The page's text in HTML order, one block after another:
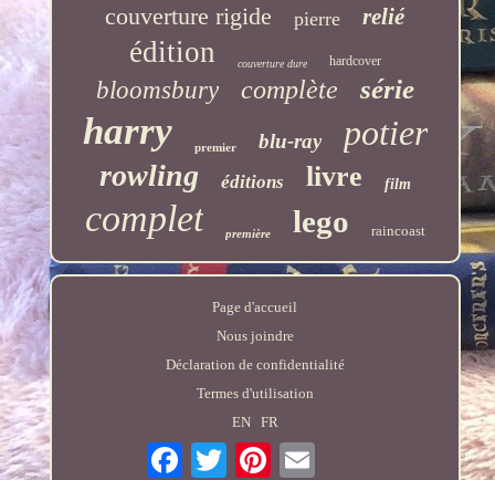
couverture rigide pierre relié
édition couverture dure hardcover
bloomsbury complète série
harry premier blu-ray potier
rowling éditions livre film
complet première lego raincoast
Page d'accueil
Nous joindre
Déclaration de confidentialité
Termes d'utilisation
EN
FR